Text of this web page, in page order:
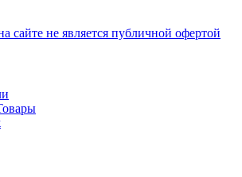
сайте не является публичной офертой